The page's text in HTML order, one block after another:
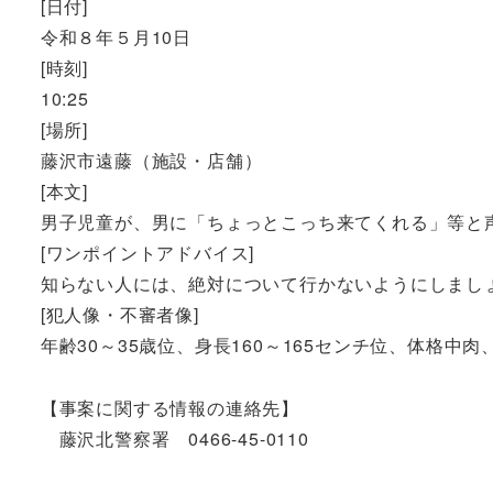
[日付]
令和８年５月10日
[時刻]
10:25
[場所]
藤沢市遠藤（施設・店舗）
[本文]
男子児童が、男に「ちょっとこっち来てくれる」等
[ワンポイントアドバイス]
知らない人には、絶対について行かないようにしまし
[犯人像・不審者像]
年齢30～35歳位、身長160～165センチ位、体格中
【事案に関する情報の連絡先】
藤沢北警察署 0466-45-0110